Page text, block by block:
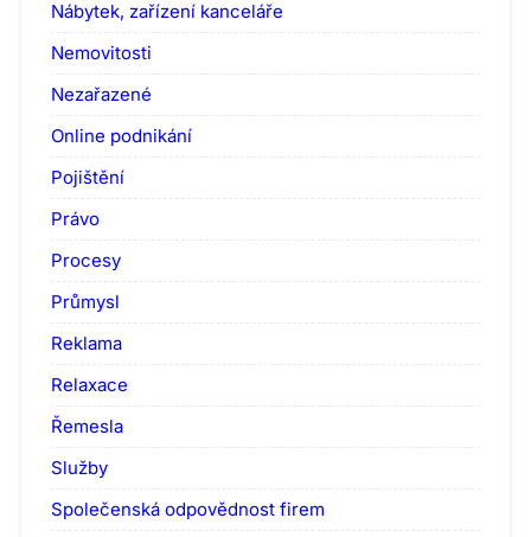
Nábytek, zařízení kanceláře
Nemovitosti
Nezařazené
Online podnikání
Pojištění
Právo
Procesy
Průmysl
Reklama
Relaxace
Řemesla
Služby
Společenská odpovědnost firem